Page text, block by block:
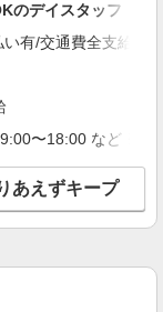
払い有/週払い有/交
を見る
のデイスタッフ
有/交通費全支給(ガ
〜18:00 など ※
あえずキープ